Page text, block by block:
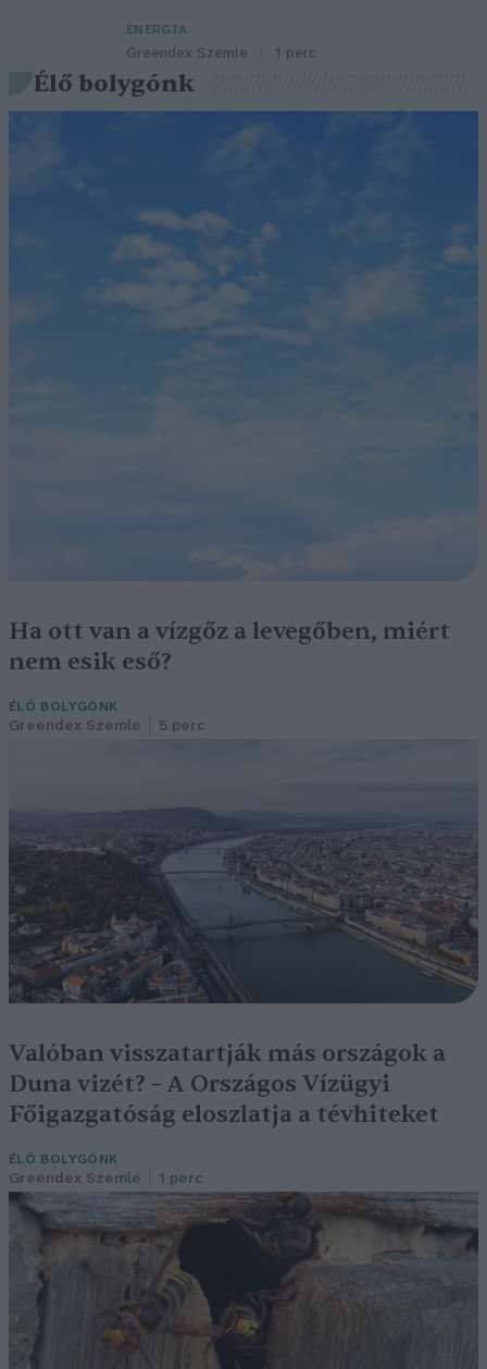
ENERGIA
Greendex Szemle 1 perc
Élő bolygónk
Ha ott van a vízgőz a levegőben, miért
nem esik eső?
ÉLŐ BOLYGÓNK
Greendex Szemle 5 perc
Valóban visszatartják más országok a
Duna vizét? – A Országos Vízügyi
Főigazgatóság eloszlatja a tévhiteket
ÉLŐ BOLYGÓNK
Greendex Szemle 1 perc